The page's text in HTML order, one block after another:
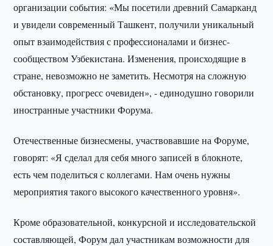
организации события: «Мы посетили древний Самарканд
и увидели современный Ташкент, получили уникальный
опыт взаимодействия с профессионалами и бизнес-
сообществом Узбекистана. Изменения, происходящие в
стране, невозможно не заметить. Несмотря на сложную
обстановку, прогресс очевиден», - единодушно говорили
иностранные участники Форума.
Отечественные бизнесмены, участвовавшие на Форуме,
говорят: «Я сделал для себя много записей в блокноте,
есть чем поделиться с коллегами. Нам очень нужны
мероприятия такого высокого качественного уровня».
Кроме образовательной, конкурсной и исследовательской
составляющей, Форум дал участникам возможности для